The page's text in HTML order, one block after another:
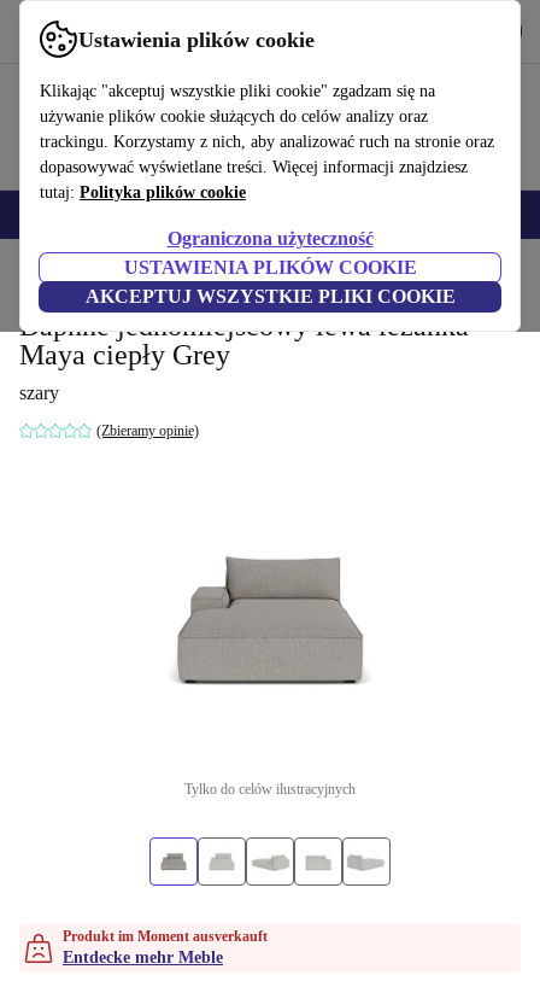
Ustawienia plików cookie
Klikając "akceptuj wszystkie pliki cookie" zgadzam się na
używanie plików cookie służących do celów analizy oraz
trackingu. Korzystamy z nich, aby analizować ruch na stronie oraz
dopasowywać wyświetlane treści. Więcej informacji znajdziesz
tutaj: Polityka plików cookie
Ograniczona użyteczność
USTAWIENIA PLIKÓW COOKIE
AKCEPTUJ WSZYSTKIE PLIKI COOKIE
Korzystaj z refurbed szybko i łatwo
Produkty Gospodarstwo domowe Meble
Daphne jednomiejscowy lewa leżanka
Maya ciepły Grey
szary
(Zbieramy opinie)
Tylko do celów ilustracyjnych
Produkt im Moment ausverkauft
Entdecke mehr Meble